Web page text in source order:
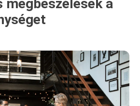
megbeszélések a